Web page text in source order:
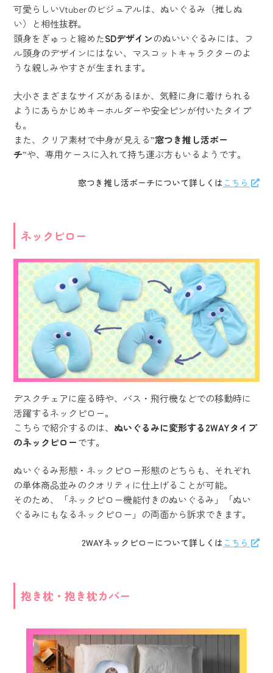
可愛らしいVtuberのビジュアルは、ぬいぐるみ（推しぬ
い）と相性抜群。
頭身をぎゅっと縮めたSDデザインのぬいいぐるみには、フ
ル頭身のデザインにはない、マスコットキャラクターのよ
うな親しみやすさが生まれます。
大小さまざまなサイズがあるほか、気軽に身に着けられる
ようにあらかじめキーホルダーや安全ピンが付いたタイプ
も。
また、クリア素材で中身が見える”窓つき推し活ポー
チ”や、専用ケースに入れて持ち運ぶ方もいるようです。
窓つき推し活ポーチについて詳しくは こちら
ネックピロー
デスクチェアに座る時や、バス・飛行機などでの移動時に
活躍するネックピロー。
こちらで紹介するのは、 ぬいぐるみに変形する2WAYタイプ
のネックピローです。
ぬいぐるみ形態・ネックピロー形態のどちらも、それぞれ
の単体商品並みのクオリティに仕上げることが可能。
そのため、「ネックピロー機能付きのぬいぐるみ」「ぬい
ぐるみにもなるネックピロー」の両面から訴求できます。
2WAYネックピローについて詳しくは こちら
抱き枕・抱き枕カバー